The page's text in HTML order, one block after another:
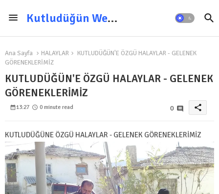
Kutludüğün Web Sitesi
Ana Sayfa HALAYLAR
KUTLUDÜĞÜN'E ÖZGÜ HALAYLAR - GELENEK
GÖRENEKLERİMİZ
KUTLUDÜĞÜN'E ÖZGÜ HALAYLAR - GELENEK
GÖRENEKLERİMİZ
13:27 0 minute read 0 share
KUTLUDÜĞÜNE ÖZGÜ HALAYLAR - GELENEK GÖRENEKLERİMİZ